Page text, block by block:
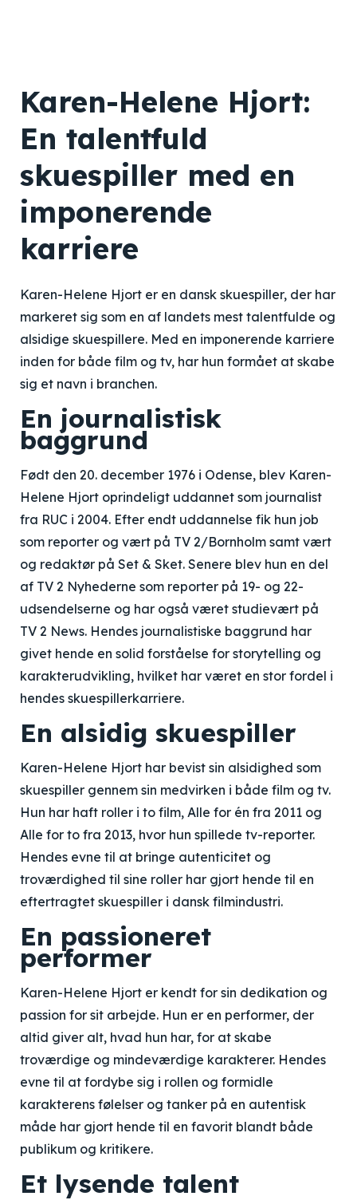
Karen-Helene Hjort:
En talentfuld
skuespiller med en
imponerende
karriere
Karen-Helene Hjort er en dansk skuespiller, der har
markeret sig som en af landets mest talentfulde og
alsidige skuespillere. Med en imponerende karriere
inden for både film og tv, har hun formået at skabe
sig et navn i branchen.
En journalistisk
baggrund
Født den 20. december 1976 i Odense, blev Karen-
Helene Hjort oprindeligt uddannet som journalist
fra RUC i 2004. Efter endt uddannelse fik hun job
som reporter og vært på TV 2/Bornholm samt vært
og redaktør på Set & Sket. Senere blev hun en del
af TV 2 Nyhederne som reporter på 19- og 22-
udsendelserne og har også været studievært på
TV 2 News. Hendes journalistiske baggrund har
givet hende en solid forståelse for storytelling og
karakterudvikling, hvilket har været en stor fordel i
hendes skuespillerkarriere.
En alsidig skuespiller
Karen-Helene Hjort har bevist sin alsidighed som
skuespiller gennem sin medvirken i både film og tv.
Hun har haft roller i to film, Alle for én fra 2011 og
Alle for to fra 2013, hvor hun spillede tv-reporter.
Hendes evne til at bringe autenticitet og
troværdighed til sine roller har gjort hende til en
eftertragtet skuespiller i dansk filmindustri.
En passioneret
performer
Karen-Helene Hjort er kendt for sin dedikation og
passion for sit arbejde. Hun er en performer, der
altid giver alt, hvad hun har, for at skabe
troværdige og mindeværdige karakterer. Hendes
evne til at fordybe sig i rollen og formidle
karakterens følelser og tanker på en autentisk
måde har gjort hende til en favorit blandt både
publikum og kritikere.
Et lysende talent